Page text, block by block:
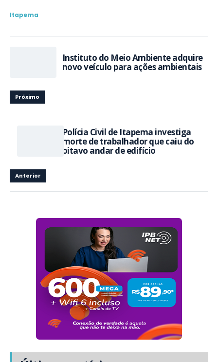
Itapema
Instituto do Meio Ambiente adquire
novo veículo para ações ambientais
Próximo
Polícia Civil de Itapema investiga
morte de trabalhador que caiu do
oitavo andar de edifício
Anterior